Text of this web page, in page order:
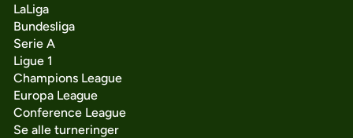
LaLiga
Bundesliga
Serie A
Ligue 1
Champions League
Europa League
Conference League
Se alle turneringer